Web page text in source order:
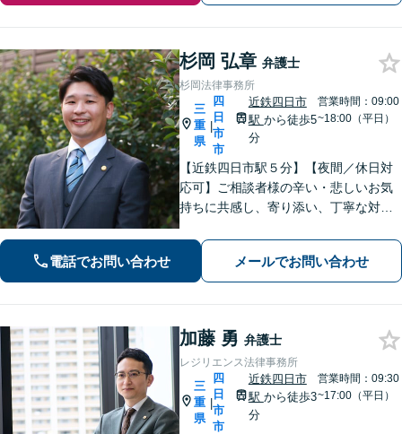
杉岡 弘章 弁護士
杉岡法律事務所
三
重
県
|
四
日
市
市
近鉄四日市
駅 から徒歩5
分
営業時間：09:00
~18:00（平日）
【近鉄四日市駅５分】【夜間／休日対
応可】ご相談者様の辛い・悲しいお気
持ちに共感し、寄り添い、丁寧な対応
相続／刑事事件など、幅広く対応【地
域に根ざした弁護士】お気軽にお問い
合わせください。
電話でお問い合わせ メールでお問い合わせ
加藤 勇 弁護士
レジリエンス法律事務所
三
重
県
|
四
日
市
市
近鉄四日市
駅 から徒歩3
分
営業時間：09:30
~17:00（平日）